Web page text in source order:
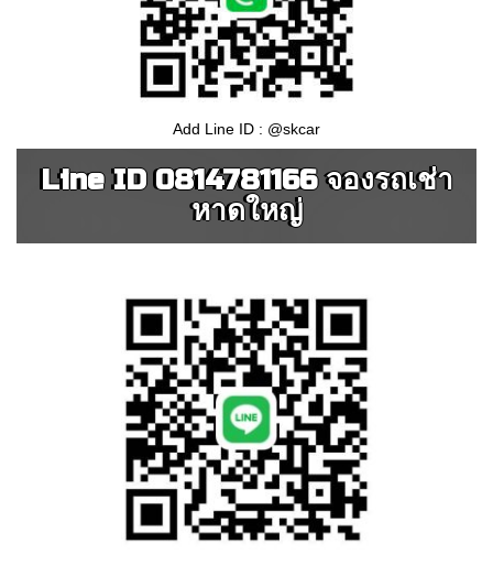
Add Line ID : @skcar
Line ID 0814781166 จองรถเช่า
หาดใหญ่